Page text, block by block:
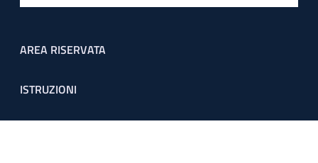
Footer menu
AREA RISERVATA
ISTRUZIONI